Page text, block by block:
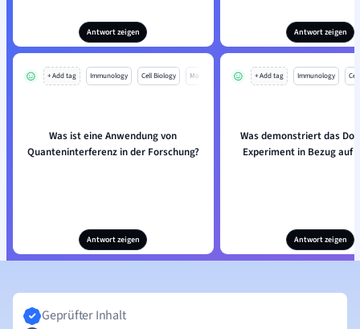
Antwort zeigen Antwort zeigen
+ Add tag Immunology Cell Biology Mo
Was ist eine Anwendung von
Quanteninterferenz in der Forschung?
Antwort zeigen
+ Add tag Immunology
Was demonstriert das
Experiment in Bezug auf
Antwort zeigen
Geprüfter Inhalt